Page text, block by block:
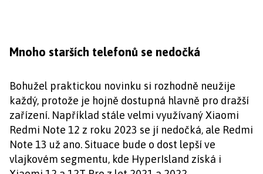
Mnoho starších telefonů se nedočká
Bohužel praktickou novinku si rozhodně neužije
každý, protože je hojně dostupná hlavně pro dražší
zařízení. Například stále velmi využívaný Xiaomi
Redmi Note 12 z roku 2023 se jí nedočká, ale Redmi
Note 13 už ano. Situace bude o dost lepší ve
vlajkovém segmentu, kde HyperIsland získá i